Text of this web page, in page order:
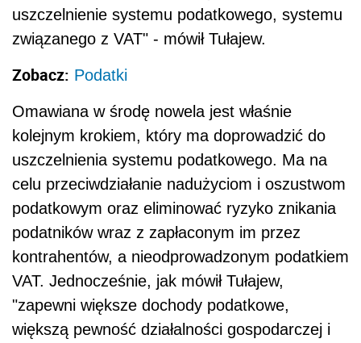
uszczelnienie systemu podatkowego, systemu
związanego z VAT" - mówił Tułajew.
Zobacz: Podatki
Omawiana w środę nowela jest właśnie
kolejnym krokiem, który ma doprowadzić do
uszczelnienia systemu podatkowego. Ma na
celu przeciwdziałanie nadużyciom i oszustwom
podatkowym oraz eliminować ryzyko znikania
podatników wraz z zapłaconym im przez
kontrahentów, a nieodprowadzonym podatkiem
VAT. Jednocześnie, jak mówił Tułajew,
"zapewni większe dochody podatkowe,
większą pewność działalności gospodarczej i